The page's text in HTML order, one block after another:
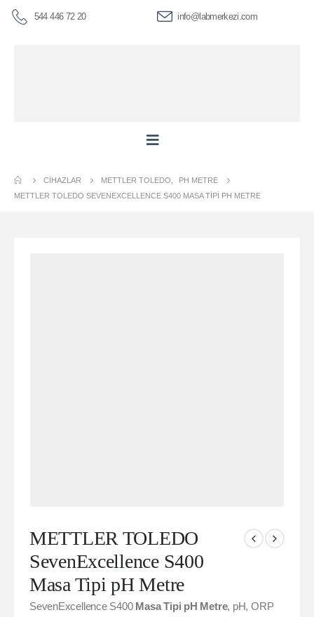
544 446 72 20 info@labmerkezi.com
CIHAZLAR METTLER TOLEDO
PH METRE
METTLER TOLEDO SEVENEXCELLENCE S400 MASA TIPI PH METRE
METTLER TOLEDO
SevenExcellence S400
Masa Tipi pH Metre
SevenExcellence S400 Masa Tipi pH Metre, pH, ORP